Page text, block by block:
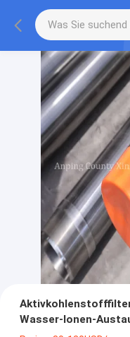
Wasser-Ionen-